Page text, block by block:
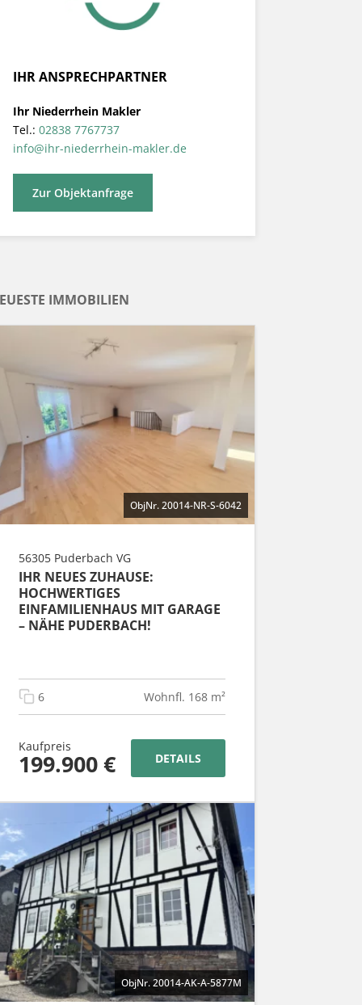
IHR ANSPRECHPARTNER
Ihr Niederrhein Makler
Tel.: 02838 7767737
info@ihr-niederrhein-makler.de
Zur Objektanfrage
IMMOBILIEN
ObjNr. 20014-NR-S-6042
56305 Puderbach VG
IHR NEUES ZUHAUSE:
HOCHWERTIGES
EINFAMILIENHAUS MIT GARAGE
– NÄHE PUDERBACH!
6 Wohnfl. 168 m²
Kaufpreis
199.900 € DETAILS
ObjNr. 20014-AK-A-5877M